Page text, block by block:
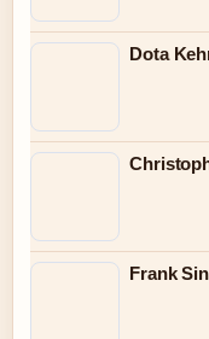
Dota
Frank